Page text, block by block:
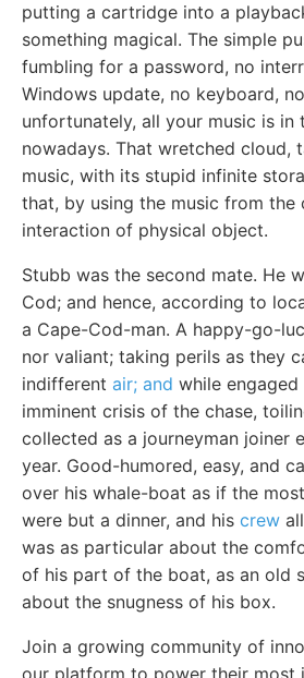
putting a cartridge into a
something magical. The simple
fumbling for a password, no
Windows update, no keyboard,
unfortunately, all your music is in
nowadays. That wretched cloud,
music, with its stupid infinite
that, by using the music from the
interaction of physical object.
Stubb was the second mate. He
Cod; and hence, according to
a Cape-Cod-man. A happy-go-
nor valiant; taking perils as they
indifferent air; and while
imminent crisis of the chase,
collected as a journeyman joiner
year. Good-humored, easy, and
over his whale-boat as if the
were but a dinner, and his crew
was as particular about the
of his part of the boat, as an old
about the snugness of his box.
Join a growing community of